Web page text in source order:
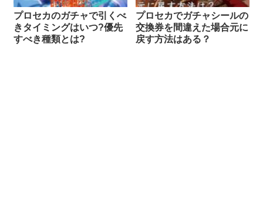
プロセカのガチャで引くべ
きタイミングはいつ?優先
すべき種類とは?
プロセカでガチャシールの
交換券を間違えた場合元に
戻す方法はある？